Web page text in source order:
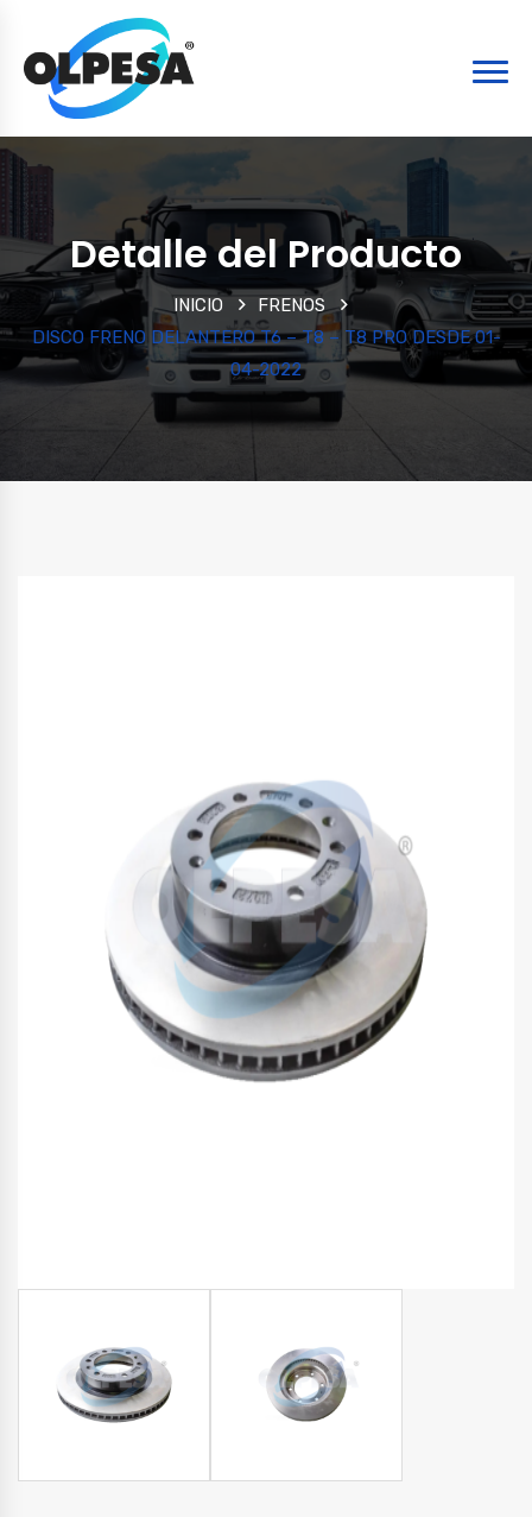
Detalle del Producto
INICIO
FRENOS
DISCO FRENO DELANTERO T6 – T8 – T8 PRO DESDE 01-
04-2022